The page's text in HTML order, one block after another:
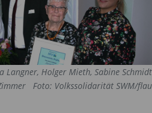
Langner, Holger Mieth, Sabine Schmidt
Foto: Volkssolidarität SWM/flau